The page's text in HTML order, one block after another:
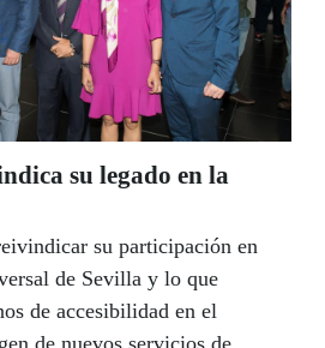
su legado en la
su participación en
de Sevilla y lo que
de accesibilidad en el